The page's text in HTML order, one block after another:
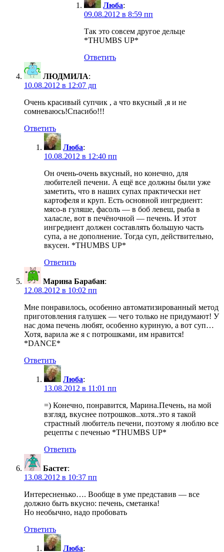
Люба:
09.08.2012 в 8:59 пп
Так это совсем другое дельце
*THUMBS UP*
Ответить
ЛЮДМИЛА:
10.08.2012 в 12:07 дп
Очень красивый супчик , а что вкусный ,я и не
сомневаюсь!Спасибо!!!
Ответить
Люба:
10.08.2012 в 12:40 пп
Он очень-очень вкусный, но конечно, для
любителей печени. А ещё все должны были уже
заметить, что в наших супах практически нет
картофеля и круп. Есть основной ингредиент:
мясо-в гуляше, фасоль — в боб левеш, рыба в
халасле, вот в печёночной — печень. И этот
ингредиент должен составлять большую часть
супа, а не дополнение. Тогда суп, действительно,
вкусен. *THUMBS UP*
Ответить
Марина Барабан:
12.08.2012 в 10:02 пп
Мне понравилось, особенно автоматизированный метод
приготовления галушек — чего только не придумают! У
нас дома печень любят, особенно куриную, а вот суп…
Хотя, варила же я с потрошками, им нравится!
*DANCE*
Ответить
Люба:
13.08.2012 в 11:01 пп
=) Конечно, понравится, Марина.Печень, на мой
взгляд, вкуснее потрошков..хотя..это я такой
страстный любитель печени, поэтому я люблю все
рецепты с печенью *THUMBS UP*
Ответить
Бастет:
13.08.2012 в 10:37 пп
Интересненько…. Вообще в уме представив — все
должно быть вкусно: печень, сметанка!
Но необычно, надо пробовать
Ответить
Люба: